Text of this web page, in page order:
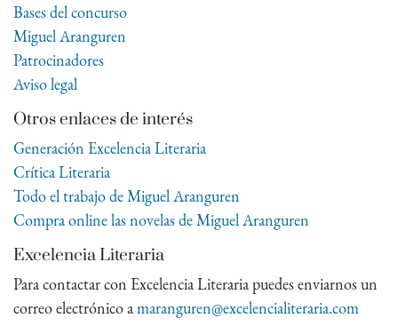
Bases del concurso
Miguel Aranguren
Patrocinadores
Aviso legal
Otros enlaces de interés
Generación Excelencia Literaria
Crítica Literaria
Todo el trabajo de Miguel Aranguren
Compra online las novelas de Miguel Aranguren
Excelencia Literaria
Para contactar con Excelencia Literaria puedes enviarnos un
correo electrónico amaranguren@excelencialiteraria.com